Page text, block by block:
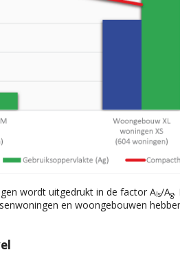
wordt uitgedrukt in de factor Als/Ag.
en woongebouwen